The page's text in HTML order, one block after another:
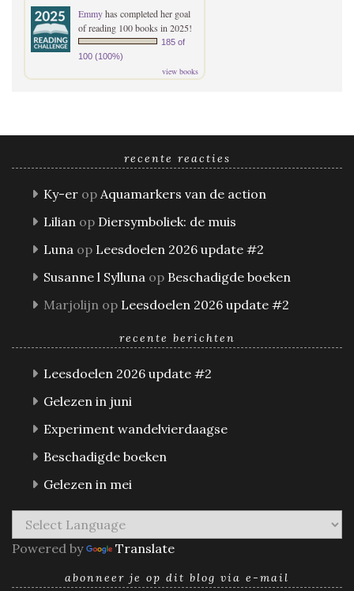
Emmyhas completed her goal
of reading 100 books in 2025!
185 of
100 (100%)
view books
recente reacties
Ky-er op Aquamarkers van de action
Lilian op Diersymboliek: de muis
Luna op Leesdoelen 2026 update #2
Susanne l Sylluna op Beschadigde boeken
Marjolijn op Leesdoelen 2026 update #2
recente berichten
Leesdoelen 2026 update #2
Gelezen in juni
Experiment wandelvierdaagse
Beschadigde boeken
Gelezen in mei
Powered by Translate
abonneer je op dit blog via e-mail